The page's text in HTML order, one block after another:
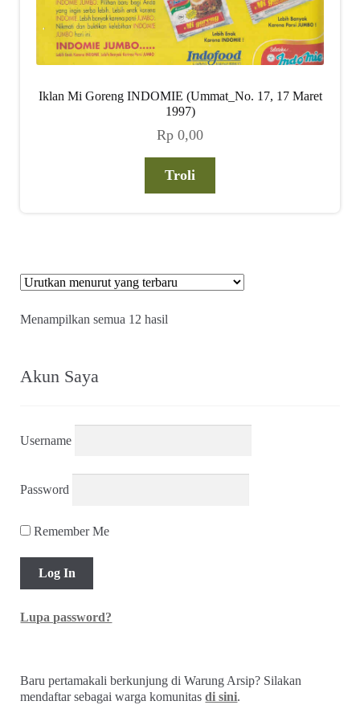
Iklan Mi Goreng INDOMIE (Ummat_No. 17, 17 Maret
1997)
Rp 0,00
Troli
Menampilkan semua 12 hasil
Akun Saya
Username
Password
Remember Me
Lupa password?
Baru pertamakali berkunjung di Warung Arsip? Silakan
mendaftar sebagai warga komunitasdi sini.